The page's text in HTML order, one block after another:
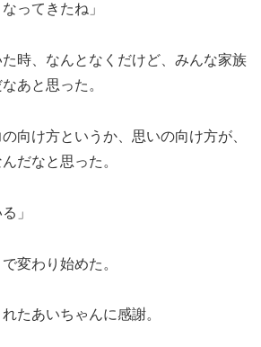
ってきたね」
時、なんとなくだけど、みんな家族
あと思った。
向け方というか、思いの向け方が、
だなと思った。
」
変わり始めた。
たあいちゃんに感謝。